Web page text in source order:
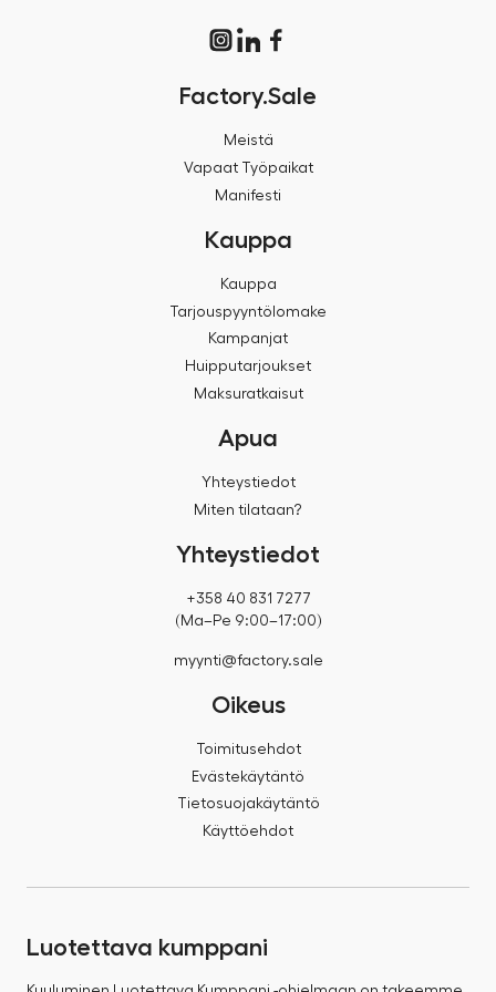
Factory.Sale
Meistä
Vapaat Työpaikat
Manifesti
Kauppa
Kauppa
Tarjouspyyntölomake
Kampanjat
Huipputarjoukset
Maksuratkaisut
Apua
Yhteystiedot
Miten tilataan?
Yhteystiedot
+358 40 831 7277
(Ma–Pe 9:00–17:00)
myynti@factory.sale
Oikeus
Toimitusehdot
Evästekäytäntö
Tietosuojakäytäntö
Käyttöehdot
Luotettava kumppani